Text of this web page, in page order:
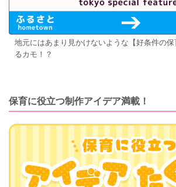
地元にはあまり見かけないような【好条件の
るカモ！？
保育に役立つ制作アイデア満載！